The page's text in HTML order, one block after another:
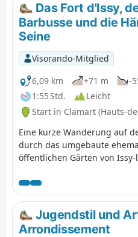
Das Fort d'Issy,
Barbusse und die
Seine
Visorando-Mitglied
6,09 km
+71 m
-
1:55 Std.
Leicht
Start in Clamart (Hauts-
Eine kurze Wanderung auf
durch das umgebaute
öffentlichen Gärten von
mit Höhenunterschieden,
und einem vielfältigen
Jugendstil und
Arrondissement